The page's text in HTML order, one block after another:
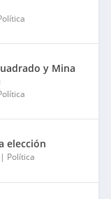
y Mina
elección
| Política